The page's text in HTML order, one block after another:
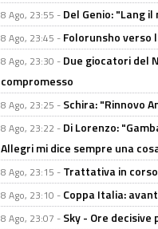
8 Ago, 23:55 - Del Genio: "Lang
8 Ago, 23:45 - Folorunsho verso
8 Ago, 23:30 - Due giocatori del
compromesso
8 Ago, 23:25 - Schira: "Rinnovo
8 Ago, 23:22 - Di Lorenzo:
Allegri mi dice sempre una
8 Ago, 23:15 - Trattativa in
8 Ago, 23:10 - Coppa Italia:
8 Ago, 23:07 - Sky - Ore